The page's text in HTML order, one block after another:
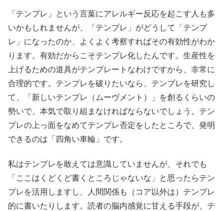
「テンプレ」という言葉にアレルギー反応を起こす人も多
いかもしれませんが、「テンプレ」がどうして「テンプ
レ」になったのか、よくよく考察すればその有効性がわか
ります。有効だからこそテンプレ化したんです。生産性を
上げるための道具がテンプレートなわけですから、非常に
合理的です。テンプレを破りたいなら、テンプレを研究し
て、「新しいテンプレ（ムーヴメント）」を創るくらいの
勢いで、本気で取り組まなければならないでしょう。テン
プレの上っ面をなめてテンプレ否定をしたところで、発明
できるのは「四角い車輪」です。
私はテンプレを敢えては意識していませんが、それでも
「ここはくどくど書くところじゃないな」と思ったらテン
プレを活用しますし、人間関係も（コア以外は）テンプレ
的に書いたりします。読者の脳内感覚に甘える手段が、テ